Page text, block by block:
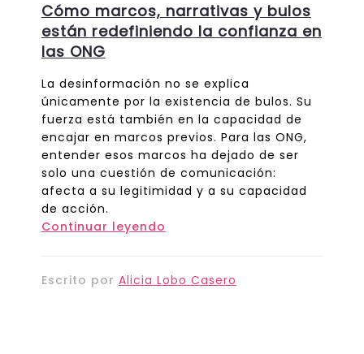
Cómo marcos, narrativas y bulos
están redefiniendo la confianza en
las ONG
La desinformación no se explica
únicamente por la existencia de bulos. Su
fuerza está también en la capacidad de
encajar en marcos previos. Para las ONG,
entender esos marcos ha dejado de ser
solo una cuestión de comunicación:
afecta a su legitimidad y a su capacidad
de acción.
Continuar leyendo
Escrito por Alicia Lobo Casero